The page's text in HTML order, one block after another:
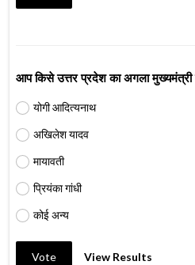
आप किसे उत्तर प्रदेश का अगला मुख्यमंत्री
योगी आदित्यनाथ
अखिलेश यादव
मायावती
प्रियंका गांधी
कोई अन्य
Vote View Results